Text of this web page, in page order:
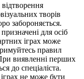
творів
забороняється.
для осіб
іграх може
правил
виявленні перших
до спеціаліста.
не може бути